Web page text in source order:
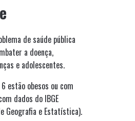
de saúde pública
a doença,
e adolescentes.
estão obesos ou com
dados do IBGE
Geografia e Estatística).